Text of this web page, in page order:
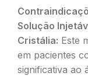
Solução
Cristália: Este
em pacientes
significativa ao